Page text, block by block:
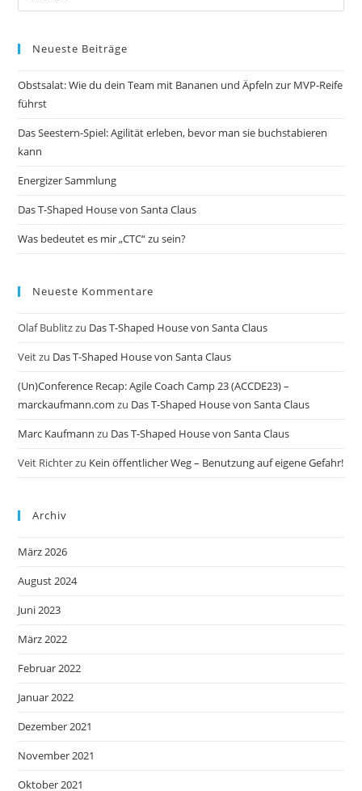
Neueste Beiträge
Obstsalat: Wie du dein Team mit Bananen und Äpfeln zur MVP-Reife
führst
Das Seestern-Spiel: Agilität erleben, bevor man sie buchstabieren
kann
Energizer Sammlung
Das T-Shaped House von Santa Claus
Was bedeutet es mir „CTC“ zu sein?
Neueste Kommentare
Olaf Bublitzzu Das T-Shaped House von Santa Claus
Veitzu Das T-Shaped House von Santa Claus
(Un)Conference Recap: Agile Coach Camp 23 (ACCDE23) –
marckaufmann.com zu Das T-Shaped House von Santa Claus
Marc Kaufmann zu Das T-Shaped House von Santa Claus
Veit Richterzu Kein öffentlicher Weg – Benutzung auf eigene Gefahr!
Archiv
März 2026
August 2024
Juni 2023
März 2022
Februar 2022
Januar 2022
Dezember 2021
November 2021
Oktober 2021